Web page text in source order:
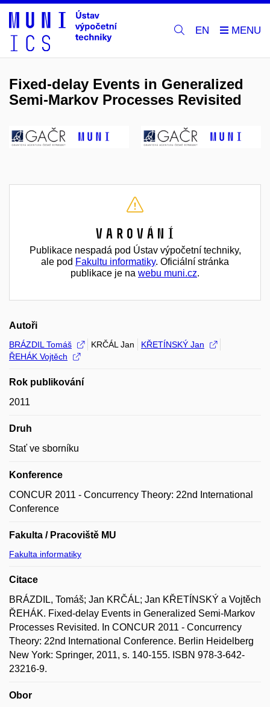
EN
Fixed-delay Events in Generalized
Semi-Markov Processes Revisited
Varování
Publikace nespadá pod Ústav výpočetní techniky,
ale pod Fakultu informatiky. Oficiální stránka
publikace je na webu muni.cz.
Autoři
BRÁZDIL Tomáš KRČÁL Jan
KŘETÍNSKÝ Jan
ŘEHÁK Vojtěch
Rok publikování
2011
Druh
Stať ve sborníku
Konference
CONCUR 2011 - Concurrency Theory: 22nd International
Conference
Fakulta / Pracoviště MU
Fakulta informatiky
Citace
BRÁZDIL, Tomáš; Jan KRČÁL; Jan KŘETÍNSKÝ a Vojtěch
ŘEHÁK. Fixed-delay Events in Generalized Semi-Markov
Processes Revisited. In CONCUR 2011 - Concurrency
Theory: 22nd International Conference. Berlin Heidelberg
New York: Springer, 2011, s. 140-155. ISBN 978-3-642-
23216-9.
Obor